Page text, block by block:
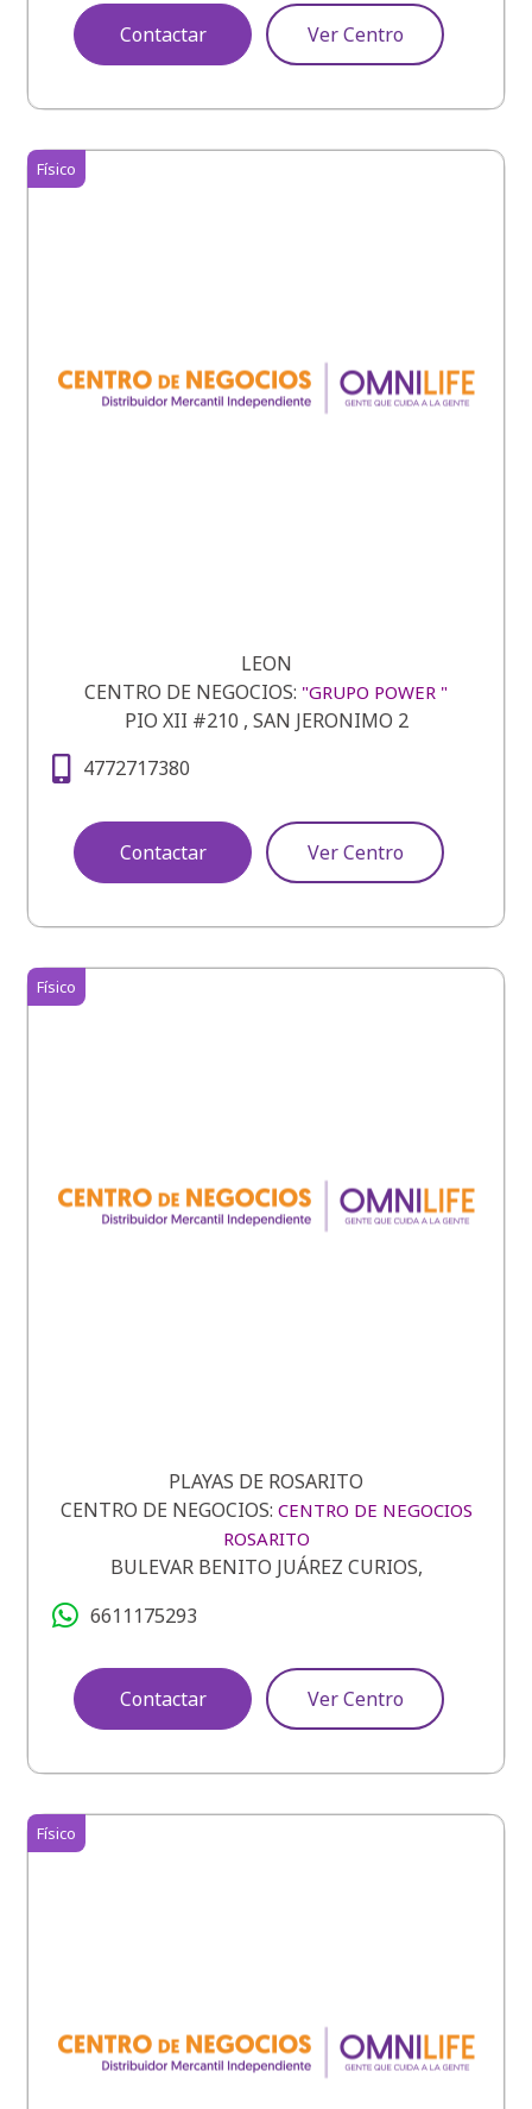
Contactar Ver Centro
LEON
Físico
CENTRO DE NEGOCIOS: "GRUPO POWER "
PIO XII #210 , SAN JERONIMO 2
4772717380
Contactar Ver Centro
PLAYAS DE ROSARITO
Físico
CENTRO DE NEGOCIOS: CENTRO DE NEGOCIOS
ROSARITO
BULEVAR BENITO JUÁREZ CURIOS,
6611175293
Contactar Ver Centro
Físico